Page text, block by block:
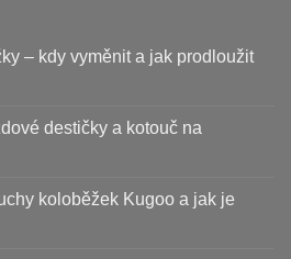
– kdy vyměnit a jak prodloužit
destičky a kotouč na
koloběžek Kugoo a jak je